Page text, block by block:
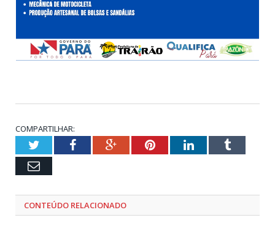
COMPARTILHAR:
TwitterFacebookGoogle+PinterestLinkedInTumblr
Email
CONTEÚDO RELACIONADO